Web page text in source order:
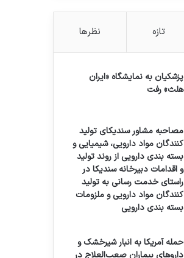
تازه نظرها
پزشکیان به نمایشگاه «ایران
هلث» رفت
مصاحبه مشاور سندیکای تولید
کنندگان مواد دارویی، شیمیایی و
بسته بندی دارویی از روند تولید
و اقدامات دبیرخانه سندیکا در
راستای خدمت رسانی به تولید
کنندگان مواد دارویی و ملزومات
بسته بندی دارویی
حمله آمریکا به انبار شیرخشک و
داروهای بیماران صعب‌العلاج در